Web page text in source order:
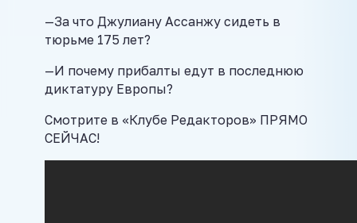
—За что Джулиану Ассанжу сидеть в
тюрьме 175 лет?
—И почему прибалты едут в последнюю
диктатуру Европы?
Смотрите в «Клубе Редакторов» ПРЯМО
СЕЙЧАС!